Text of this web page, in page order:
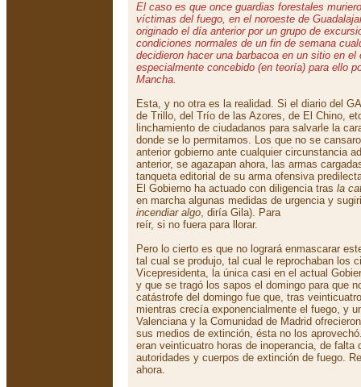
El caso es que once guardias forestales
víctimas del fuego, en el noroeste de
originado el día anterior por un grupo de
condiciones normales de un fin de semana
decidieron hacer una barbacoa en un sitio en
especialmente concebido (en teoría) para ello
Mancha.
Esta, y no otra es la realidad. Si el diario del
de Trillo, del Trío de las Azores, de El Chino,
linchamiento de ciudadanos para salvarle la
donde se lo permitamos. Los que no se
anterior gobierno ante cualquier circunstancia
anterior, se agazapan ahora, las armas
tanqueta editorial de su arma ofensiva
El Gobierno ha actuado con diligencia tras la
en marcha algunas medidas de urgencia y
incendiar algo, diría Gila). Para
reír, si no fuera para llorar.
Pero lo cierto es que no logrará enmascarar
tal cual se produjo, tal cual le reprochaban los
Vicepresidenta, la única casi en el actual
y que se tragó los sapos el domingo para que
catástrofe del domingo fue que, tras
mientras crecía exponencialmente el fuego, y
Valenciana y la Comunidad de Madrid
sus medios de extinción, ésta no los
eran veinticuatro horas de inoperancia, de falta
autoridades y cuerpos de extinción de fuego.
ahora.